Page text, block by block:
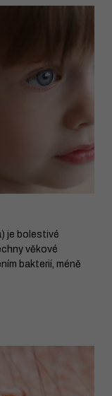
je bolestivé
věkové
bakterií, méně